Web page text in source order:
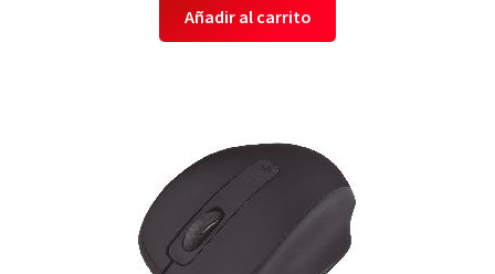
Añadir al carrito